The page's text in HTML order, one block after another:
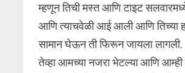
म्हणून तिची मस्त आणि टाइट
आणि त्याचवेळी आई आली आणि तिच्या
सामान घेऊन ती फिरून जायला लागली.
तेव्हा आमच्या नजरा भेटल्या आणि